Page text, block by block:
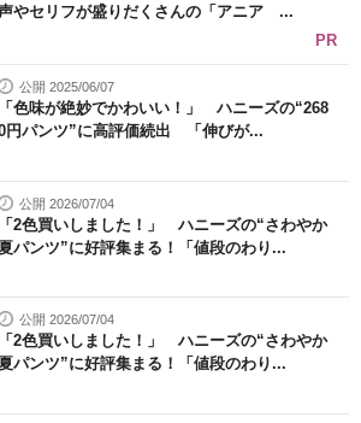
ディア
の最前線
ットの話題
やセリフが盛りだくさんの「アニア ...
PR
公開 2025/06/07
「色味が絶妙でかわいい！」 ハニーズの“268
円パンツ”に高評価続出 「伸びが...
公開 2026/07/04
「2色買いしました！」 ハニーズの“さわやか
パンツ”に好評集まる！「値段のわり...
公開 2026/07/04
「2色買いしました！」 ハニーズの“さわやか
パンツ”に好評集まる！「値段のわり...